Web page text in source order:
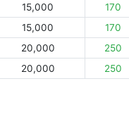
15,000
170
15,000
170
20,000
250
20,000 250